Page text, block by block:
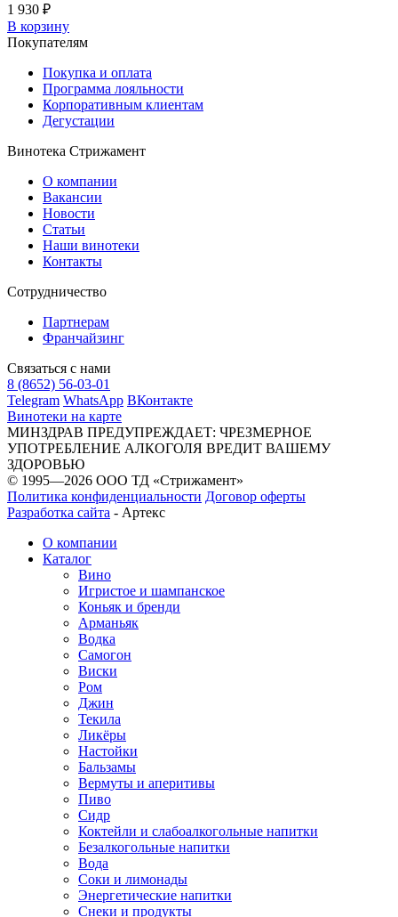
1 930 ₽
В корзину
Покупателям
Покупка и оплата
Программа лояльности
Корпоративным клиентам
Дегустации
Винотека Стрижамент
О компании
Вакансии
Новости
Статьи
Наши винотеки
Контакты
Сотрудничество
Партнерам
Франчайзинг
Связаться с нами
8 (8652) 56-03-01
Telegram WhatsApp ВКонтакте
Винотеки на карте
МИНЗДРАВ ПРЕДУПРЕЖДАЕТ: ЧРЕЗМЕРНОЕ
УПОТРЕБЛЕНИЕ АЛКОГОЛЯ ВРЕДИТ ВАШЕМУ
ЗДОРОВЬЮ
© 1995—2026 ООО ТД «Стрижамент»
Политика конфиденциальности Договор оферты
Разработка сайта - Артекс
О компании
Каталог
Вино
Игристое и шампанское
Коньяк и бренди
Арманьяк
Водка
Самогон
Виски
Ром
Джин
Текила
Ликёры
Настойки
Бальзамы
Вермуты и аперитивы
Пиво
Сидр
Коктейли и слабоалкогольные напитки
Безалкогольные напитки
Вода
Соки и лимонады
Энергетические напитки
Снеки и продукты